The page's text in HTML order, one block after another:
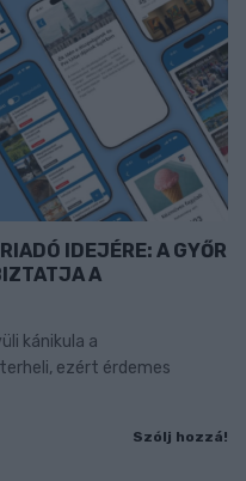
IDEJÉRE: A GYŐR
A
kánikula a
ezért érdemes
Szólj hozzá!